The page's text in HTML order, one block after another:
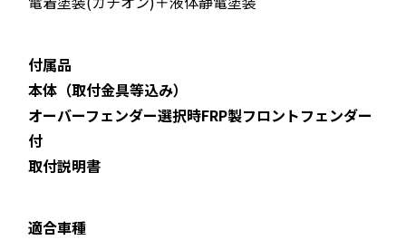
付属品
本体（取付金具等込み）
オーバーフェンダー選択時FRP製フロントフェンダー
付
取付説明書
適合車種